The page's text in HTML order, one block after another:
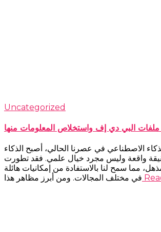
Uncategorized
ملفات البي دي إف واستخلاص المعلومات منها
الاصطناعي في عصرنا الحالي، أصبح الذكاء
واقعة وليس مجرد خيال علمي. فقد تطورت
مما سمح لنا بالاستفادة من إمكانيات هائلة
في مختلف المجالات. ومن أبرز مظاهر هذا